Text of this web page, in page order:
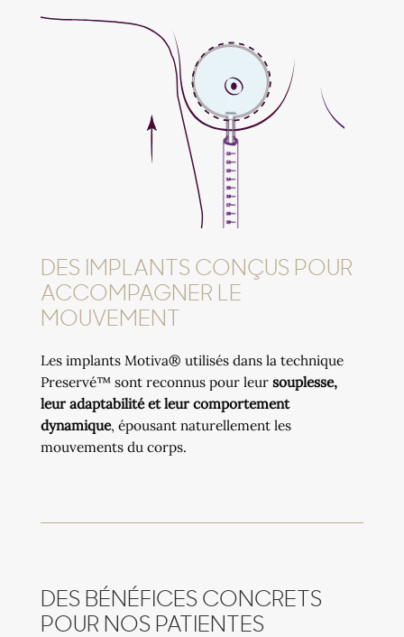
DES IMPLANTS CONÇUS POUR
ACCOMPAGNER LE
MOUVEMENT
Les implants Motiva® utilisés dans la technique
Preservé™ sont reconnus pour leur souplesse,
leur adaptabilité et leur comportement
dynamique, épousant naturellement les
mouvements du corps.
DES BÉNÉFICES CONCRETS
POUR NOS PATIENTES